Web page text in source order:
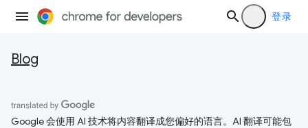
登录
Blog
Google 会使用 AI 技术将内容翻译成您偏好的语言。AI 翻译可能包